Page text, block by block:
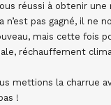
réussi à obtenir
pas gagné, il ne
mais cette fois
réchauffement
mettions la charrue
!